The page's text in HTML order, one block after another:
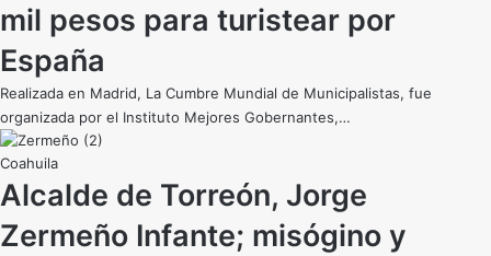
mil pesos para turistear por
España
Realizada en Madrid, La Cumbre Mundial de Municipalistas, fue
organizada por el Instituto Mejores Gobernantes,…
Coahuila
Alcalde de Torreón, Jorge
Zermeño Infante; misógino y